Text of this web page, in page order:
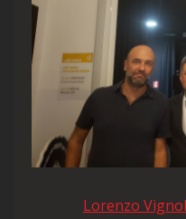
Lorenzo